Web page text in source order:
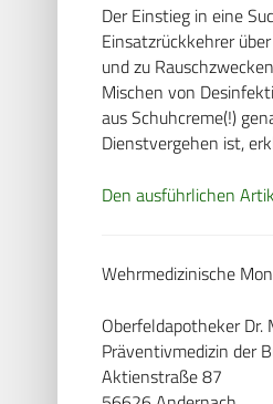
Der Einstieg in eine
Einsatzrückkehrer
und zu
Mischen von
aus Schuhcreme(!)
Dienstvergehen ist,
Den ausführlichen
Wehrmedizinische
Oberfeldapotheker
Präventivmedizin der
Aktienstraße 87